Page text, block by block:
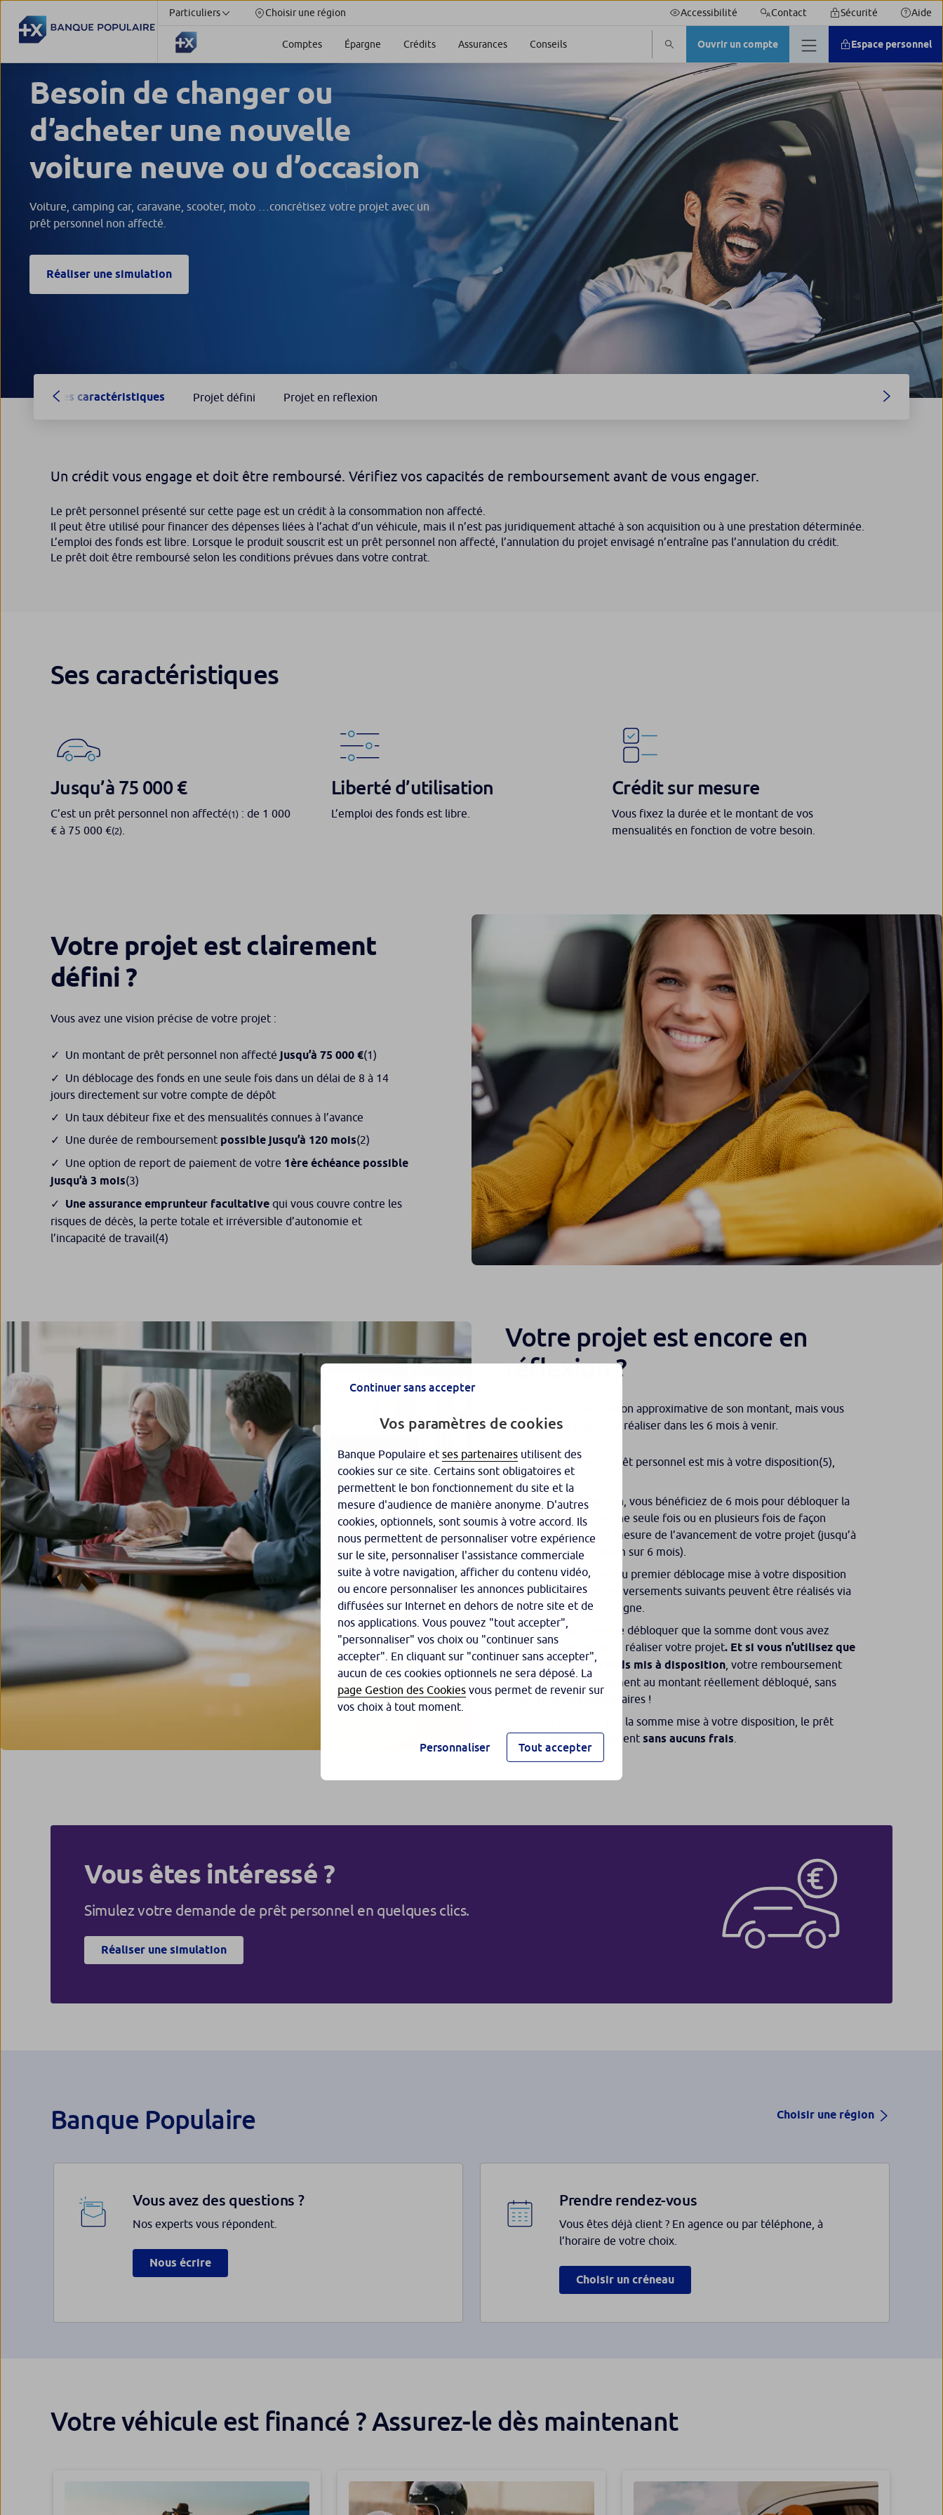
Particuliers Choisir une région Accessibilité Contact Sécurité Aide
Comptes Épargne Crédits Assurances Conseils Ouvrir un compte Espace personnel
Besoin de changer ou
d’acheter une nouvelle
voiture neuve ou d’occasion
Voiture, camping car, caravane, scooter, moto …concrétisez votre projet avec un
prêt personnel non affecté.
Réaliser une simulation
Ses caractéristiques Projet défini Projet en reflexion
Un crédit vous engage et doit être remboursé. Vérifiez vos capacités de remboursement avant de vous engager.
Le prêt personnel présenté sur cette page est un crédit à la consommation non affecté.
Il peut être utilisé pour financer des dépenses liées à l’achat d’un véhicule, mais il n’est pas juridiquement attaché à son acquisition ou à une prestation déterminée.
L’emploi des fonds est libre. Lorsque le produit souscrit est un prêt personnel non affecté, l’annulation du projet envisagé n’entraîne pas l’annulation du crédit.
Le prêt doit être remboursé selon les conditions prévues dans votre contrat.
Ses caractéristiques
Jusqu’à 75 000 €
C’est un prêt personnel non affecté(1) : de 1 000
€ à 75 000 €(2)
Liberté d’utilisation
L’emploi des fonds est libre.
Crédit sur mesure
Vous fixez la durée et le montant de vos
mensualités en fonction de votre besoin.
Votre projet est clairement
défini ?
Vous avez une vision précise de votre projet :
Un montant de prêt personnel non affecté jusqu’à 75 000 €(1)
Un déblocage des fonds en une seule fois dans un délai de 8 à 14
jours directement sur votre compte de dépôt
Un taux débiteur fixe et des mensualités connues à l’avance
Une durée de remboursement possible jusqu’à 120 mois(2)
Une option de report de paiement de votre 1ère échéance possible
jusqu’à 3 mois(3)
Une assurance emprunteur facultative qui vous couvre contre les
risques de décès, la perte totale et irréversible d’autonomie et
l’incapacité de travail(4)
Votre projet est encore en
réflexion ?
Vous n’avez qu’une vision approximative de son montant, mais vous
souhaitez cependant le réaliser dans les 6 mois à venir.
Dans ce cas, votre prêt personnel est mis à votre disposition(5)
valable 6 mois.
Après la souscription, vous bénéficiez de 6 mois pour débloquer la
totalité des fonds en une seule fois ou en plusieurs fois de façon
échelonné au fur et à mesure de l’avancement de votre projet (jusqu’à
5 versements maximum sur 6 mois).
Une fois la somme du premier déblocage mise à votre disposition
par votre conseiller, les versements suivants peuvent être réalisés via
votre espace client en ligne.
Vous pouvez ainsi ne débloquer que la somme dont vous avez
réellement besoin pour réaliser votre projet. Et si vous n’utilisez que
partiellement les fonds mis à disposition , votre remboursement
s’adapte automatiquement au montant réellement débloqué, sans
aucun frais supplémentaires !
Si vous n’utilisez pas la somme mise à votre disposition, le prêt
s’annule automatiquement sans aucuns frais
Vous êtes intéressé ?
Simulez votre demande de prêt personnel en quelques clics.
Réaliser une simulation
Banque Populaire Choisir une région
Vous avez des questions ?
Nos experts vous répondent.
Nous écrire
Prendre rendez-vous
Vous êtes déjà client ? En agence ou par téléphone, à
l’horaire de votre choix.
Choisir un créneau
Votre véhicule est financé ? Assurez-le dès maintenant
Continuer sans accepter
Vos paramètres de cookies
Banque Populaire et ses partenaires utilisent des
cookies sur ce site. Certains sont obligatoires et
permettent le bon fonctionnement du site et la
mesure d'audience de manière anonyme. D'autres
cookies, optionnels, sont soumis à votre accord. Ils
nous permettent de personnaliser votre expérience
sur le site, personnaliser l'assistance commerciale
suite à votre navigation, afficher du contenu vidéo,
ou encore personnaliser les annonces publicitaires
diffusées sur Internet en dehors de notre site et de
nos applications. Vous pouvez "tout accepter",
"personnaliser" vos choix ou "continuer sans
accepter". En cliquant sur "continuer sans accepter",
aucun de ces cookies optionnels ne sera déposé. La
page Gestion des Cookies vous permet de revenir sur
vos choix à tout moment.
Personnaliser Tout accepter